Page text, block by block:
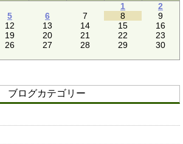
1
2
5 6 7 8
9
12 13 14 15
16
19 20 21 22
23
26 27 28 29
30
ブログカテゴリー